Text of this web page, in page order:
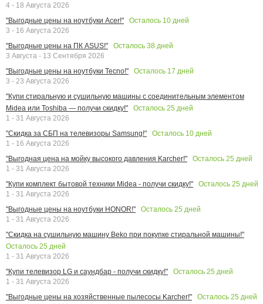
4 - 18 Августа 2026
"Выгодные цены на ноутбуки Acer!"
Осталось 10 дней
3 - 16 Августа 2026
"Выгодные цены на ПК ASUS!"
Осталось 38 дней
3 Августа - 13 Сентября 2026
"Выгодные цены на ноутбуки Tecno!"
Осталось 17 дней
3 - 23 Августа 2026
"Купи стиральную и сушильную машины с соединительным элементом
Midea или Toshiba — получи скидку!"
Осталось 25 дней
1 - 31 Августа 2026
"Скидка за СБП на телевизоры Samsung!"
Осталось 10 дней
1 - 16 Августа 2026
"Выгодная цена на мойку высокого давления Karcher!"
Осталось 25 дней
1 - 31 Августа 2026
"Купи комплект бытовой техники Midea - получи скидку!"
Осталось 25 дней
1 - 31 Августа 2026
"Выгодные цены на ноутбуки HONOR!"
Осталось 25 дней
1 - 31 Августа 2026
"Скидка на сушильную машину Beko при покупке стиральной машины!"
Осталось 25 дней
1 - 31 Августа 2026
"Купи телевизор LG и саундбар - получи скидку!"
Осталось 25 дней
1 - 31 Августа 2026
"Выгодные цены на хозяйственные пылесосы Karcher!"
Осталось 25 дней